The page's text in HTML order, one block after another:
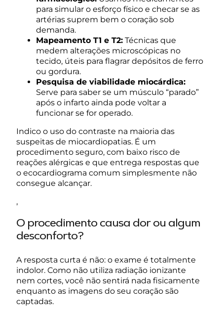
para simular o esforço físico e checar se as
artérias suprem bem o coração sob
demanda.
Mapeamento T1 e T2: Técnicas que
medem alterações microscópicas no
tecido, úteis para flagrar depósitos de ferro
ou gordura.
Pesquisa de viabilidade miocárdica:
Serve para saber se um músculo “parado”
após o infarto ainda pode voltar a
funcionar se for operado.
Indico o uso do contraste na maioria das
suspeitas de miocardiopatias. É um
procedimento seguro, com baixo risco de
reações alérgicas e que entrega respostas que
o ecocardiograma comum simplesmente não
consegue alcançar.
,
O procedimento causa dor ou algum
desconforto?
A resposta curta é não: o exame é totalmente
indolor. Como não utiliza radiação ionizante
nem cortes, você não sentirá nada fisicamente
enquanto as imagens do seu coração são
captadas.